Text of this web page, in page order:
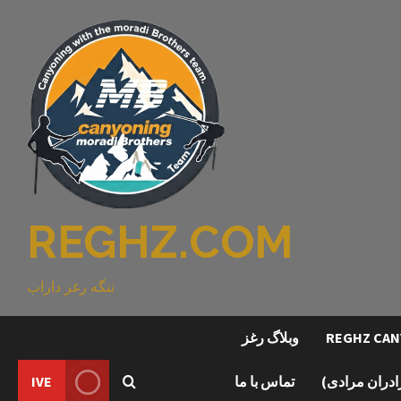
REGHZ.COM
تنگه رغز داراب
وبلاگ رغز
مرادی) تماس با ما IVE